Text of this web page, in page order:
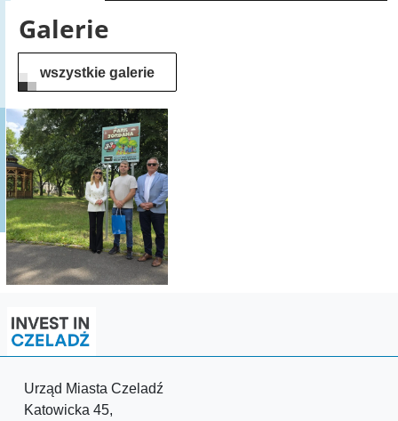
Galerie
wszystkie galerie
Urząd Miasta Czeladź
Katowicka 45,